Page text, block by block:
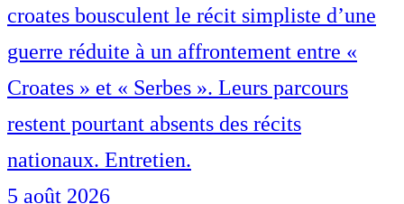
croates bousculent le récit simpliste d’une
guerre réduite à un affrontement entre «
Croates » et « Serbes ». Leurs parcours
restent pourtant absents des récits
nationaux. Entretien.
5 août 2026